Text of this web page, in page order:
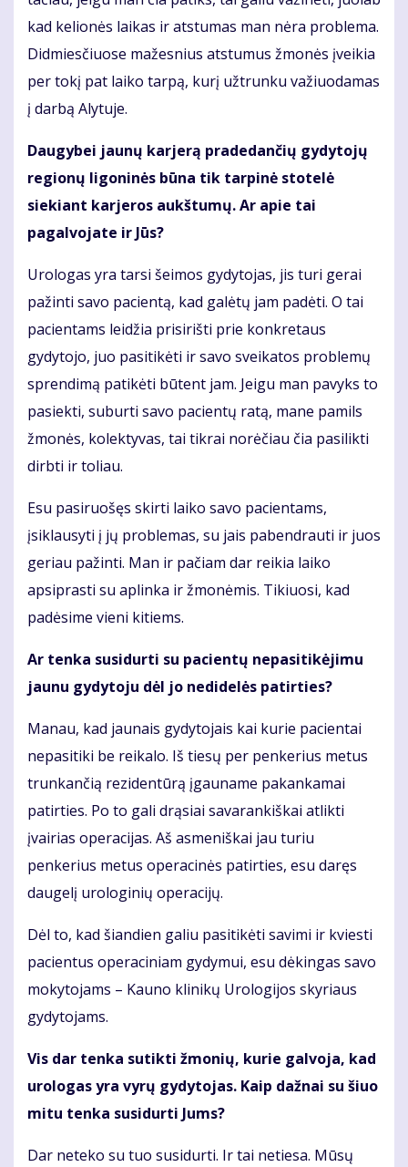
kad kelionės laikas ir atstumas man nėra problema.
Didmiesčiuose mažesnius atstumus žmonės įveikia
per tokį pat laiko tarpą, kurį užtrunku važiuodamas
į darbą Alytuje.
Daugybei jaunų karjerą pradedančių gydytojų
regionų ligoninės būna tik tarpinė stotelė
siekiant karjeros aukštumų. Ar apie tai
pagalvojate ir Jūs?
Urologas yra tarsi šeimos gydytojas, jis turi gerai
pažinti savo pacientą, kad galėtų jam padėti. O tai
pacientams leidžia prisirišti prie konkretaus
gydytojo, juo pasitikėti ir savo sveikatos problemų
sprendimą patikėti būtent jam. Jeigu man pavyks to
pasiekti, suburti savo pacientų ratą, mane pamils
žmonės, kolektyvas, tai tikrai norėčiau čia pasilikti
dirbti ir toliau.
Esu pasiruošęs skirti laiko savo pacientams,
įsiklausyti į jų problemas, su jais pabendrauti ir juos
geriau pažinti. Man ir pačiam dar reikia laiko
apsiprasti su aplinka ir žmonėmis. Tikiuosi, kad
padėsime vieni kitiems.
Ar tenka susidurti su pacientų nepasitikėjimu
jaunu gydytoju dėl jo nedidelės patirties?
Manau, kad jaunais gydytojais kai kurie pacientai
nepasitiki be reikalo. Iš tiesų per penkerius metus
trunkančią rezidentūrą įgauname pakankamai
patirties. Po to gali drąsiai savarankiškai atlikti
įvairias operacijas. Aš asmeniškai jau turiu
penkerius metus operacinės patirties, esu daręs
daugelį urologinių operacijų.
Dėl to, kad šiandien galiu pasitikėti savimi ir kviesti
pacientus operaciniam gydymui, esu dėkingas savo
mokytojams – Kauno klinikų Urologijos skyriaus
gydytojams.
Vis dar tenka sutikti žmonių, kurie galvoja, kad
urologas yra vyrų gydytojas. Kaip dažnai su šiuo
mitu tenka susidurti Jums?
Dar neteko su tuo susidurti. Ir tai netiesa. Mūsų